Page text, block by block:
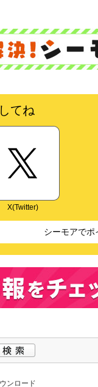
てね
X(Twitter)
シーモアでポ
ンロード